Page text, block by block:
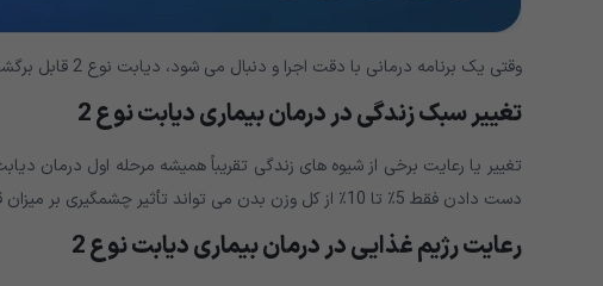
وقتی یک برنامه درمانی با دقت اجرا و دنبال می شود، دیابت نوع 2 قابل برگشت است. این همان درمان نیست. اما به معنای کاهش خطر عوارض است.
تغییر سبک زندگی در درمان بیماری دیابت نوع 2
دست دادن فقط 5٪ تا 10٪ از کل وزن بدن می تواند تأثیر چشمگیری بر میزان قند خون در افراد مبتلا به
رعایت رژیم غذایی در درمان بیماری دیابت نوع 2